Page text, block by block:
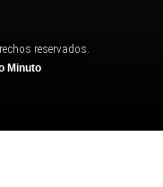
reservados.
Minuto